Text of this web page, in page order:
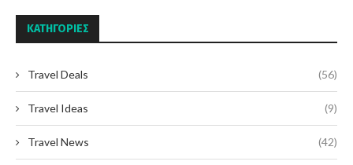
KΑΤΗΓΟΡΊΕΣ
Travel Deals (56)
Travel Ideas (9)
Travel News (42)